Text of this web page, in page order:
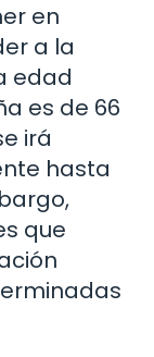
en
a la
edad
es de 66
irá
hasta
que